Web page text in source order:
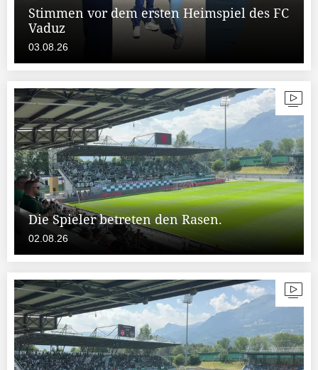
Stimmen vor dem ersten Heimspiel des FC
Vaduz
03.08.26
Die Spieler betreten den Rasen.
02.08.26